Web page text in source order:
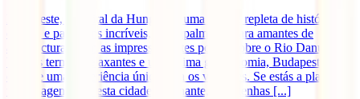
Budapeste, a capital da Hungria, é uma cidade repleta de história,
cultura e paisagens incríveis, principalmente para amantes de
arquitectura. Com as impressionantes pontes sobre o Rio Danúbio,
banhos termais relaxantes e uma ótima gastronomia, Budapeste
oferece uma experiência única para os viajantes. Se estás a planear
uma viagem para esta cidade fascinante, quer tenhas [...]